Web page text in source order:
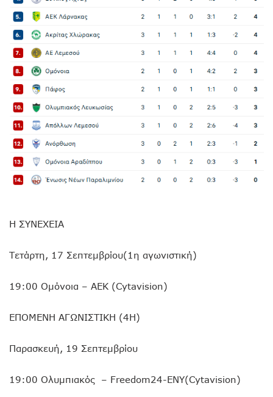
Η ΣΥΝΕΧΕΙΑ
Τετάρτη, 17 Σεπτεμβρίου(1η αγωνιστική)
19:00 Ομόνοια – ΑΕΚ (Cytavision)
ΕΠΟΜΕΝΗ ΑΓΩΝΙΣΤΙΚΗ (4Η)
Παρασκευή, 19 Σεπτεμβρίου
19:00 Ολυμπιακός – Freedom24-ΕΝΥ(Cytavision)